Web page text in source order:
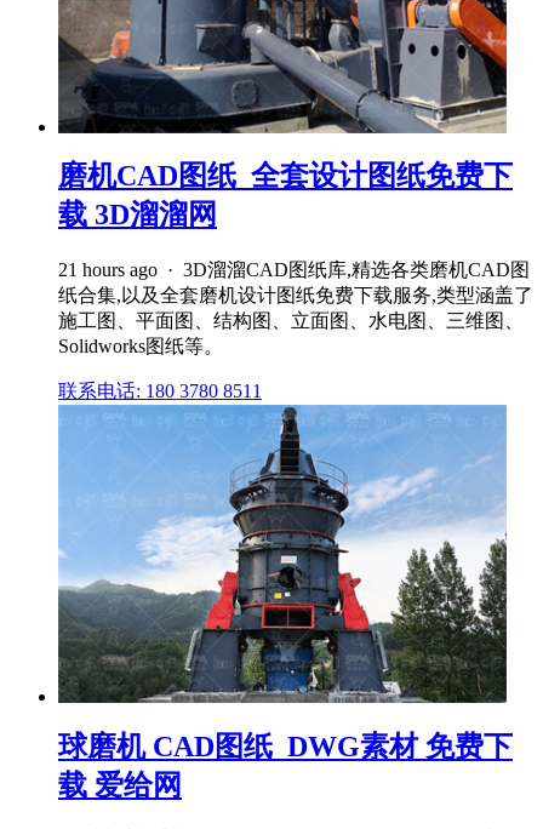
磨机CAD图纸_全套设计图纸免费下
载 3D溜溜网
21 hours ago · 3D溜溜CAD图纸库,精选各类磨机CAD图
纸合集,以及全套磨机设计图纸免费下载服务,类型涵盖了
施工图、平面图、结构图、立面图、水电图、三维图、
Solidworks图纸等。
联系电话: 180 3780 8511
球磨机 CAD图纸_DWG素材 免费下
载 爱给网